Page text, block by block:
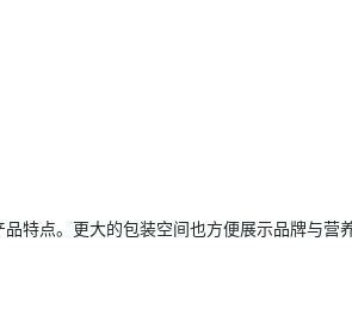
特点。更大的包装空间也方便展示品牌与营